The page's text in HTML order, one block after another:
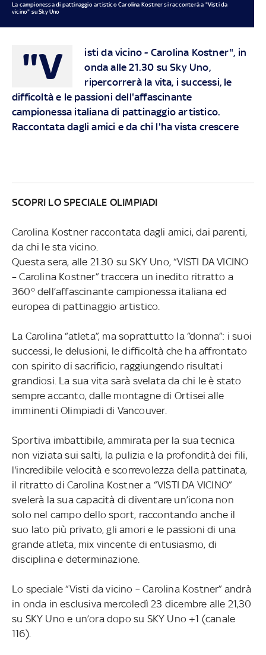
La campionessa di pattinaggio artistico Carolina Kostner si racconterà a "Visti da
vicino" su Sky Uno
"V
isti da vicino - Carolina Kostner", in
onda alle 21.30 su Sky Uno,
ripercorrerà la vita, i successi, le
difficoltà e le passioni dell'affascinante
campionessa italiana di pattinaggio artistico.
Raccontata dagli amici e da chi l'ha vista crescere
SCOPRI LO SPECIALE OLIMPIADI
Carolina Kostner raccontata dagli amici, dai parenti,
da chi le sta vicino.
Questa sera, alle 21.30 su SKY Uno, “VISTI DA VICINO
– Carolina Kostner” traccera un inedito ritratto a
360° dell’affascinante campionessa italiana ed
europea di pattinaggio artistico.
La Carolina “atleta”, ma soprattutto la “donna”: i suoi
successi, le delusioni, le difficoltà che ha affrontato
con spirito di sacrificio, raggiungendo risultati
grandiosi. La sua vita sarà svelata da chi le è stato
sempre accanto, dalle montagne di Ortisei alle
imminenti Olimpiadi di Vancouver.
Sportiva imbattibile, ammirata per la sua tecnica
non viziata sui salti, la pulizia e la profondità dei fili,
l'incredibile velocità e scorrevolezza della pattinata,
il ritratto di Carolina Kostner a “VISTI DA VICINO”
svelerà la sua capacità di diventare un’icona non
solo nel campo dello sport, raccontando anche il
suo lato più privato, gli amori e le passioni di una
grande atleta, mix vincente di entusiasmo, di
disciplina e determinazione.
Lo speciale “Visti da vicino – Carolina Kostner” andrà
in onda in esclusiva mercoledì 23 dicembre alle 21,30
su SKY Uno e un’ora dopo su SKY Uno +1 (canale
116).